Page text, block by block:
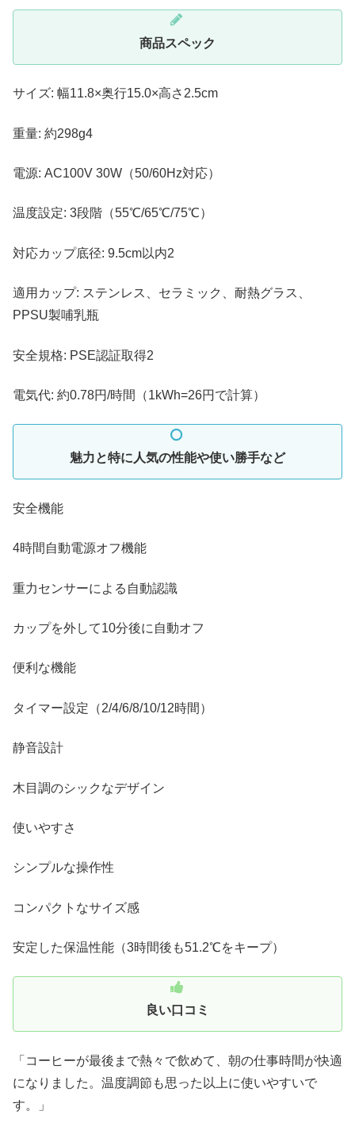
商品スペック
サイズ: 幅11.8×奥行15.0×高さ2.5cm
重量: 約298g4
電源: AC100V 30W（50/60Hz対応）
温度設定: 3段階（55℃/65℃/75℃）
対応カップ底径: 9.5cm以内2
適用カップ: ステンレス、セラミック、耐熱グラス、
PPSU製哺乳瓶
安全規格: PSE認証取得2
電気代: 約0.78円/時間（1kWh=26円で計算）
魅力と特に人気の性能や使い勝手など
安全機能
4時間自動電源オフ機能
重力センサーによる自動認識
カップを外して10分後に自動オフ
便利な機能
タイマー設定（2/4/6/8/10/12時間）
静音設計
木目調のシックなデザイン
使いやすさ
シンプルな操作性
コンパクトなサイズ感
安定した保温性能（3時間後も51.2℃をキープ）
良い口コミ
「コーヒーが最後まで熱々で飲めて、朝の仕事時間が快適
になりました。温度調節も思った以上に使いやすいで
す。」